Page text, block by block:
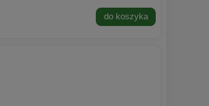
do koszyka